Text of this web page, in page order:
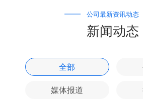
新闻动态
公司最新资讯动态
全部
媒体报道